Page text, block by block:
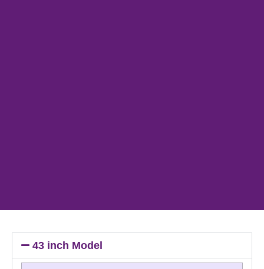
43 inch Model